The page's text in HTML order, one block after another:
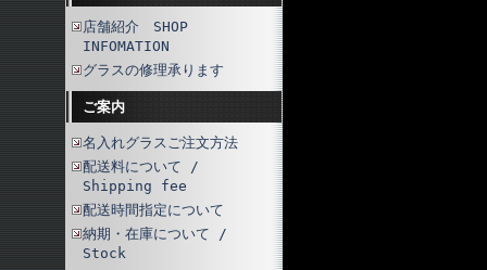
店舗紹介 SHOP
INFOMATION
グラスの修理承ります
ご案内
名入れグラスご注文方法
配送料について /
Shipping fee
配送時間指定について
納期・在庫について /
Stock